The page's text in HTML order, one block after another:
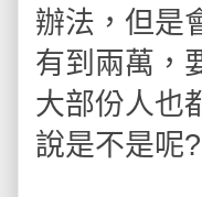
辦法，但是
有到兩萬，
大部份人也
說是不是呢?